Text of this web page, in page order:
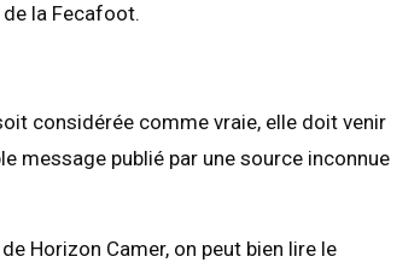
la Fecafoot.
considérée comme vraie, elle doit venir
message publié par une source inconnue
Horizon Camer, on peut bien lire le